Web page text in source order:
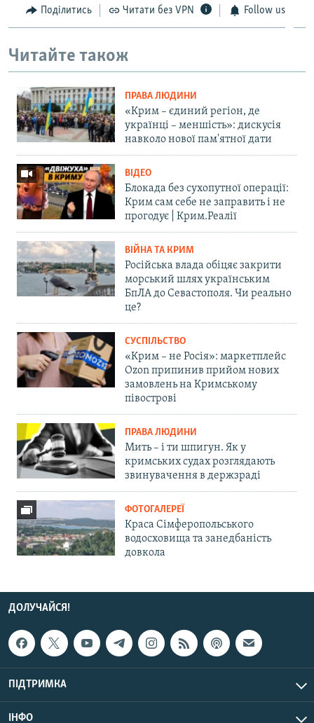
Поділитись Читати без VPN Follow us
Читайте також
ПРАВА ЛЮДИНИ
«Крим – єдиний регіон, де
українці – меншість»: дискусія
навколо нової пам'ятної дати
ВІДЕО
Блокада без сухопутної операції:
Крим сам себе не заправить і не
прогодує | Крим.Реалії
ВІЙНА ТА КРИМ
Російська влада обіцяє закрити
морський шлях українським
БпЛА до Севастополя. Чи реально
це?
СУСПІЛЬСТВО
«Крим – не Росія»: маркетплейс
Ozon припинив прийом нових
замовлень на Кримському
півострові
ПРАВА ЛЮДИНИ
Мить – і ти шпигун. Як у
кримських судах розглядають
звинувачення в держзраді
ФОТОГАЛЕРЕЇ
Краса Сімферопольського
водосховища та занедбаність
довкола
ДОЛУЧАЙСЯ!
ПІДТРИМКА
ІНФО